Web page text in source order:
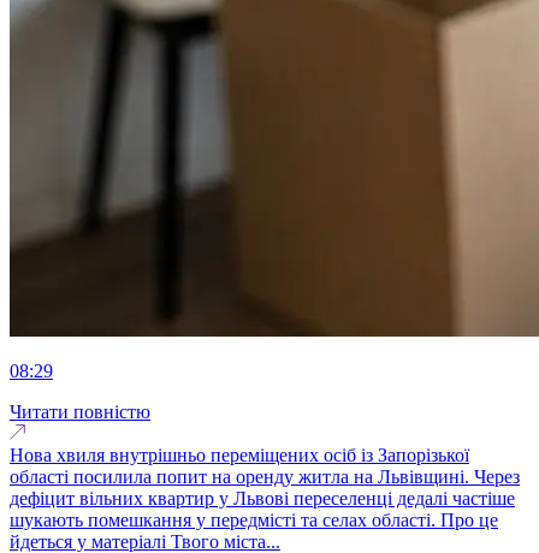
08:29
Читати повністю
Нова хвиля внутрішньо переміщених осіб із Запорізької
області посилила попит на оренду житла на Львівщині. Через
дефіцит вільних квартир у Львові переселенці дедалі частіше
шукають помешкання у передмісті та селах області. Про це
йдеться у матеріалі Твого міста...